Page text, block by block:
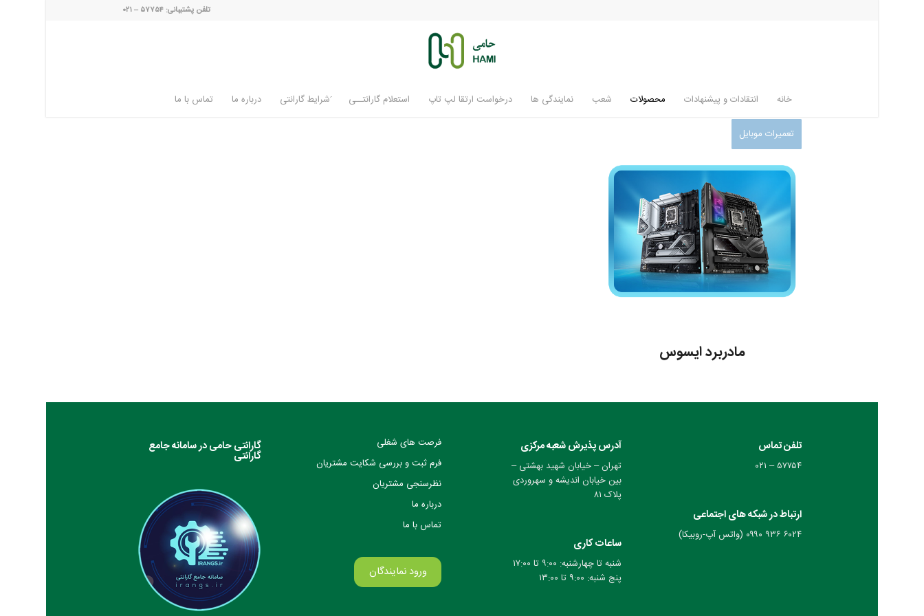
تلفن پشتیبانی: ۵۷۷۵۴ – ۰۲۱
خانه انتقادات و پیشنهادات محصولات شعب نمایندگی ها درخواست ارتقا لپ تاپ استعلام گارانتــی َشرایط گارانتی درباره ما تماس با ما
تعمیرات موبایل
مادربرد ایسوس
تلفن تماس
۵۷۷۵۴ – ۰۲۱
ارتباط در شبکه های اجتماعی
۶۰۲۴ ۹۳۶ ۰۹۹۰ (واتس آپ-روبیکا)
آدرس پذیرش شعبه مرکزی
تهران – خیابان شهید بهشتی –
بین خیابان اندیشه و سهروردی
پلاک ۸۱
ساعات کاری
شنبه تا چهارشنبه: ۹:۰۰ تا ۱۷:۰۰
پنج شنبه: ۹:۰۰ تا ۱۳:۰۰
فرصت های شغلی
فرم ثبت و بررسی شکایت مشتریان
نظرسنجی مشتریان
درباره ما
تماس با ما
ورود نمایندگان
گارانتی حامی در سامانه جامع
گارانتی